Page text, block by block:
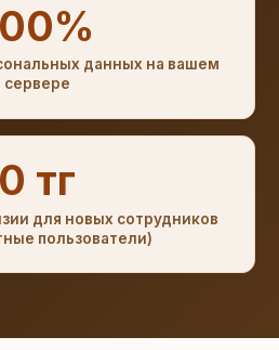
данных на вашем
сервере
0 тг
для новых сотрудников
пользователи)